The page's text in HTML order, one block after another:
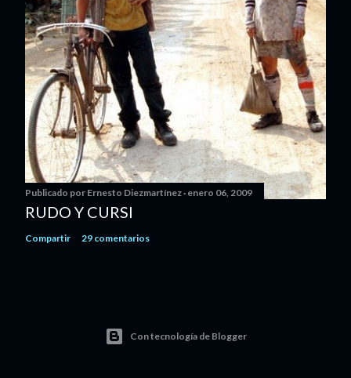
Publicado por Ernesto Diezmartínez enero 06, 2009
RUDO Y CURSI
Compartir 29 comentarios
Con tecnología de Blogger